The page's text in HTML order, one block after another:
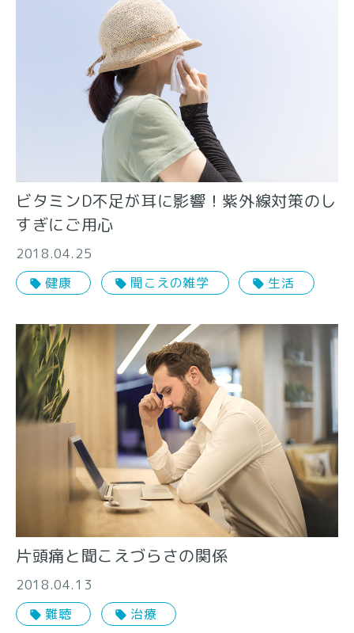
ビタミンD不足が耳に影響！紫外線対策のし
すぎにご用心
2018.04.25
健康
聞こえの雑学 生活
片頭痛と聞こえづらさの関係
2018.04.13
難聴
治療